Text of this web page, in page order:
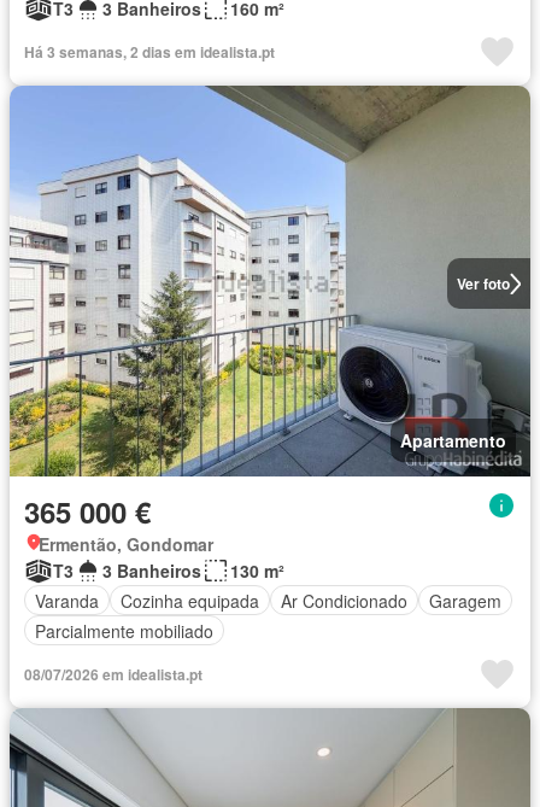
T3 3 Banheiros 160 m²
Há 3 semanas, 2 dias em idealista.pt
Ver foto
Apartamento
365 000 €
Ermentão, Gondomar
T3
3 Banheiros
130 m²
Varanda
Cozinha equipada Ar Condicionado
Garagem
Parcialmente mobiliado
08/07/2026 em idealista.pt